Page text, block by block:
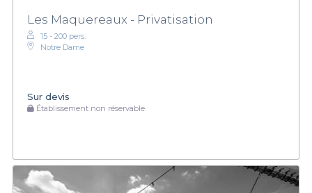
Les Maquereaux - Privatisation
15 - 200 pers.
Notre Dame
Sur devis
Établissement non réservable